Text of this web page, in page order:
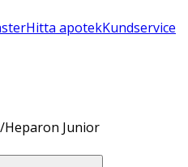
Hitta apotekKundservice
/Heparon Junior